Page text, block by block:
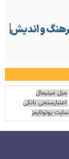
مبل مینیمال
اعتبارسنجی بانکی
سایت یوتوتایمز